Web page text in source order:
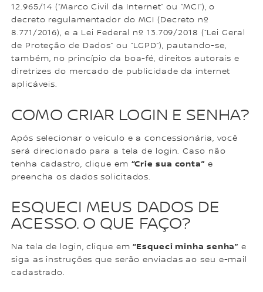
12.965/14 (“Marco Civil da Internet” ou “MCI”), o
decreto regulamentador do MCI (Decreto nº
8.771/2016), e a Lei Federal nº 13.709/2018 (“Lei Geral
de Proteção de Dados” ou “LGPD”), pautando-se,
também, no princípio da boa-fé, direitos autorais e
diretrizes do mercado de publicidade da internet
aplicáveis.
COMO CRIAR LOGIN E SENHA?
Após selecionar o veículo e a concessionária, você
será direcionado para a tela de login. Caso não
tenha cadastro, clique em “Crie sua conta” e
preencha os dados solicitados.
ESQUECI MEUS DADOS DE
ACESSO. O QUE FAÇO?
Na tela de login, clique em“Esqueci minha senha” e
siga as instruções que serão enviadas ao seu e-mail
cadastrado.